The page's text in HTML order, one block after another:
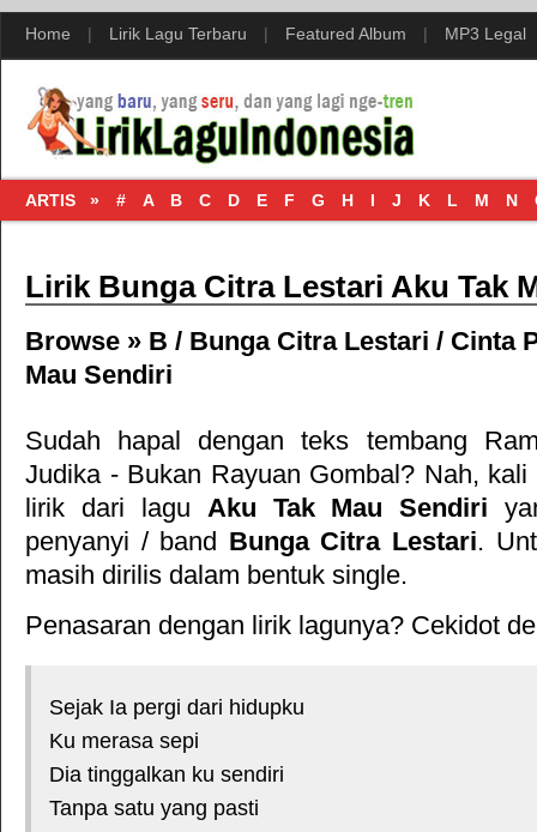
Home | Lirik Lagu Terbaru | Featured Album | MP3 Legal
ARTIS » # A B C D E F G H I J K L M N
Lirik Bunga Citra Lestari Aku Tak
Browse » B / Bunga Citra Lestari / Cinta
Mau Sendiri
Sudah hapal dengan teks tembang
Judika - Bukan Rayuan Gombal? Nah, kali
lirik dari lagu Aku Tak Mau Sendiri
penyanyi / band Bunga Citra Lestari.
masih dirilis dalam bentuk single.
Penasaran dengan lirik lagunya? Cekidot
Sejak Ia pergi dari hidupku
Ku merasa sepi
Dia tinggalkan ku sendiri
Tanpa satu yang pasti